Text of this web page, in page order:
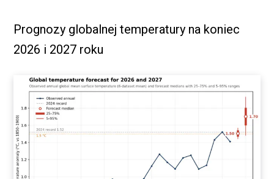
Prognozy globalnej temperatury na koniec
2026 i 2027 roku